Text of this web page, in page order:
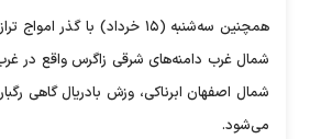
همچنین سه‌شنبه (۱۵ خرداد) با
شمال غرب دامنه‌های شرقی زاگرس واقع در
شمال اصفهان ابرناکی، وزش بادریال گاهی
می‌شود.